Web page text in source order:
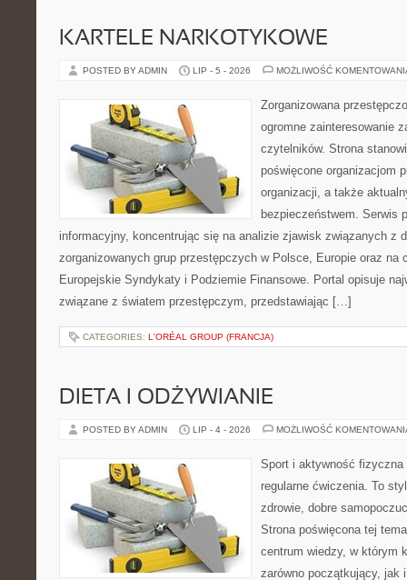
KARTELE NARKOTYKOWE
POSTED BY ADMIN LIP - 5 - 2026 MOŻLIWOŚĆ
Zorganizowana
ogromne zainteresowanie
czytelników. Strona
poświęcone organizacjom
organizacji, a także
bezpieczeństwem. Serwis
informacyjny, koncentrując się na analizie zjawisk związanych z
zorganizowanych grup przestępczych w Polsce, Europie oraz na
Europejskie Syndykaty i Podziemie Finansowe. Portal opisuje
związane z światem przestępczym, przedstawiając […]
CATEGORIES: L'ORÉAL GROUP (FRANCJA)
DIETA I ODŻYWIANIE
POSTED BY ADMIN LIP - 4 - 2026 MOŻLIWOŚĆ
Sport i aktywność
regularne ćwiczenia. To
zdrowie, dobre
Strona poświęcona tej
centrum wiedzy, w którym
zarówno początkujący, jak